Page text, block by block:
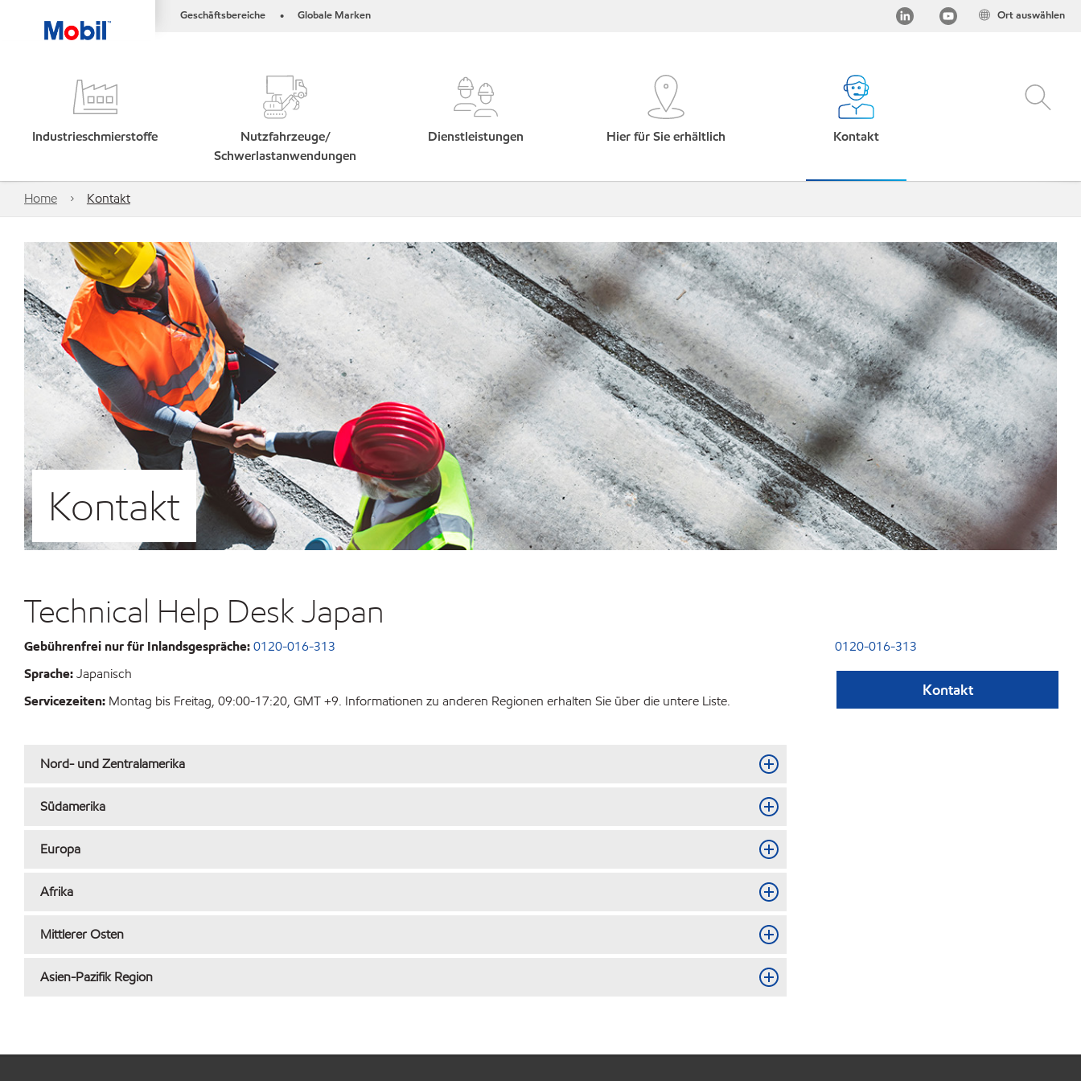
Geschäftsbereiche • Globale Marken Ort auswählen
Industrieschmierstoffe
Nutzfahrzeuge/
Schwerlastanwendungen
Dienstleistungen Hier für Sie erhältlich Kontakt
Home Kontakt
Kontakt
Technical Help Desk Japan
Gebührenfrei nur für Inlandsgespräche:0120-016-313
Sprache:Japanisch
Servicezeiten: Montag bis Freitag, 09:00-17:20, GMT +9. Informationen zu anderen Regionen erhalten Sie über die untere Liste.
0120-016-313
Kontakt
Nord- und Zentralamerika
Südamerika
Europa
Afrika
Mittlerer Osten
Asien-Pazifik Region